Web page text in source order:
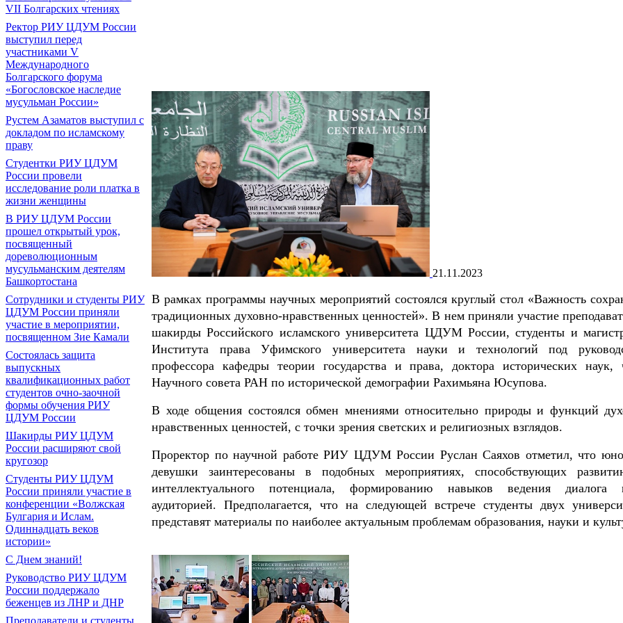
VII Болгарских чтениях
Ректор РИУ ЦДУМ России
выступил перед
участниками V
Международного
Болгарского форума
«Богословское наследие
мусульман России»
Рустем Азаматов выступил с
докладом по исламскому
праву
Студентки РИУ ЦДУМ
России провели
исследование роли платка в
жизни женщины
В РИУ ЦДУМ России
прошел открытый урок,
посвященный
дореволюционным
мусульманским деятелям
Башкортостана
Сотрудники и студенты РИУ
ЦДУМ России приняли
участие в мероприятии,
посвященном Зие Камали
Состоялась защита
выпускных
квалификационных работ
студентов очно-заочной
формы обучения РИУ
ЦДУМ России
Шакирды РИУ ЦДУМ
России расширяют свой
кругозор
Студенты РИУ ЦДУМ
России приняли участие в
конференции «Волжская
Булгария и Ислам.
Одиннадцать веков
истории»
С Днем знаний!
Руководство РИУ ЦДУМ
России поддержало
беженцев из ЛНР и ДНР
Преподаватели и студенты
21.11.2023
В рамках программы научных мероприятий состоялся круглый стол «Важность
традиционных духовно-нравственных ценностей». В нем приняли участие
шакирды Российского исламского университета ЦДУМ России, студенты и
Института права Уфимского университета науки и технологий под
профессора кафедры теории государства и права, доктора исторических наук,
Научного совета РАН по исторической демографии Рахимьяна Юсупова.
В ходе общения состоялся обмен мнениями относительно природы и функций
нравственных ценностей, с точки зрения светских и религиозных взглядов.
Проректор по научной работе РИУ ЦДУМ России Руслан Саяхов отметил, что
девушки заинтересованы в подобных мероприятиях, способствующих
интеллектуального потенциала, формированию навыков ведения диалога
аудиторией. Предполагается, что на следующей встрече студенты двух
представят материалы по наиболее актуальным проблемам образования, науки и